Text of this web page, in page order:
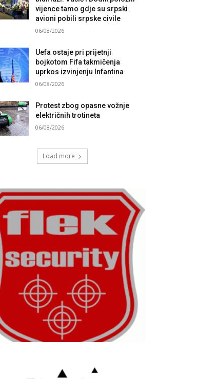
vijence tamo gdje su srpski
avioni pobili srpske civile
06/08/2026
Uefa ostaje pri prijetnji
bojkotom Fifa takmičenja
uprkos izvinjenju Infantina
06/08/2026
Protest zbog opasne vožnje
električnih trotineta
06/08/2026
Load more